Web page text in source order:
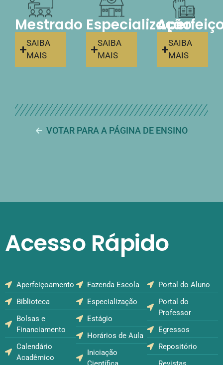
Mestrado
SAIBA
MAIS
Especialização
SAIBA
MAIS
SAIBA
MAIS
VOTAR PARA A PÁGINA DE ENSINO
Acesso Rápido
Aperfeiçoamento
Biblioteca
Bolsas e
Financiamento
Calendário
Acadêmico
Fazenda Escola
Especialização
Estágio
Horários de Aula
Iniciação
Portal do Aluno
Portal do
Professor
Egressos
Repositório